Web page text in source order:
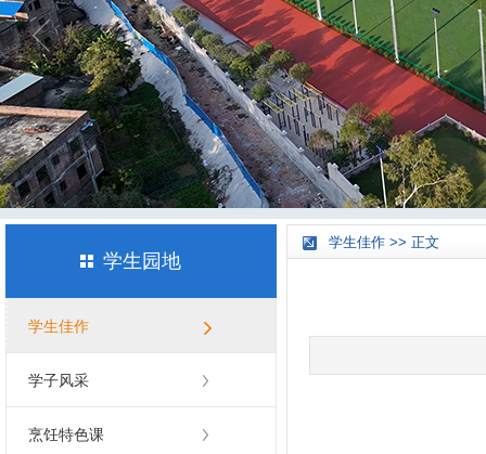
学生园地
学生佳作
学子风采
烹饪特色课
学生佳作 >> 正文